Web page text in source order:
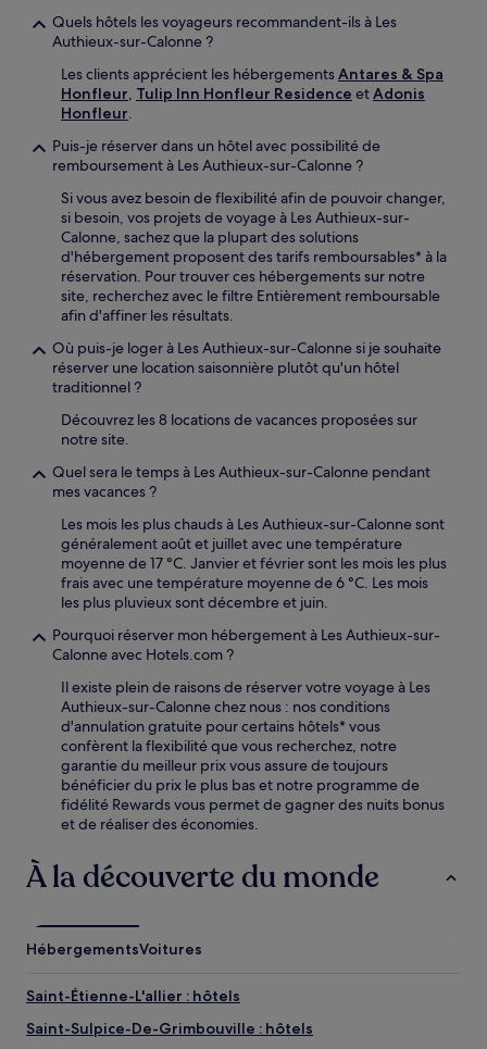
Quels hôtels les voyageurs recommandent-ils à Les
Authieux-sur-Calonne ?
Les clients apprécient les hébergementsAntares & Spa
Honfleur, Tulip Inn Honfleur Residence etAdonis
Honfleur.
Puis-je réserver dans un hôtel avec possibilité de
remboursement à Les Authieux-sur-Calonne ?
Si vous avez besoin de flexibilité afin de pouvoir changer,
si besoin, vos projets de voyage à Les Authieux-sur-
Calonne, sachez que la plupart des solutions
d'hébergement proposent des tarifs remboursables* à la
réservation. Pour trouver ces hébergements sur notre
site, recherchez avec le filtre Entièrement remboursable
afin d'affiner les résultats.
Où puis-je loger à Les Authieux-sur-Calonne si je souhaite
réserver une location saisonnière plutôt qu'un hôtel
traditionnel ?
Découvrez les 8 locations de vacances proposées sur
notre site.
Quel sera le temps à Les Authieux-sur-Calonne pendant
mes vacances ?
Les mois les plus chauds à Les Authieux-sur-Calonne sont
généralement août et juillet avec une température
moyenne de 17 °C. Janvier et février sont les mois les plus
frais avec une température moyenne de 6 °C. Les mois
les plus pluvieux sont décembre et juin.
Pourquoi réserver mon hébergement à Les Authieux-sur-
Calonne avec Hotels.com ?
Il existe plein de raisons de réserver votre voyage à Les
Authieux-sur-Calonne chez nous : nos conditions
d'annulation gratuite pour certains hôtels* vous
confèrent la flexibilité que vous recherchez, notre
garantie du meilleur prix vous assure de toujours
bénéficier du prix le plus bas et notre programme de
fidélité Rewards vous permet de gagner des nuits bonus
et de réaliser des économies.
À la découverte du monde
HébergementsVoitures
Saint-Étienne-L'allier : hôtels
Saint-Sulpice-De-Grimbouville : hôtels